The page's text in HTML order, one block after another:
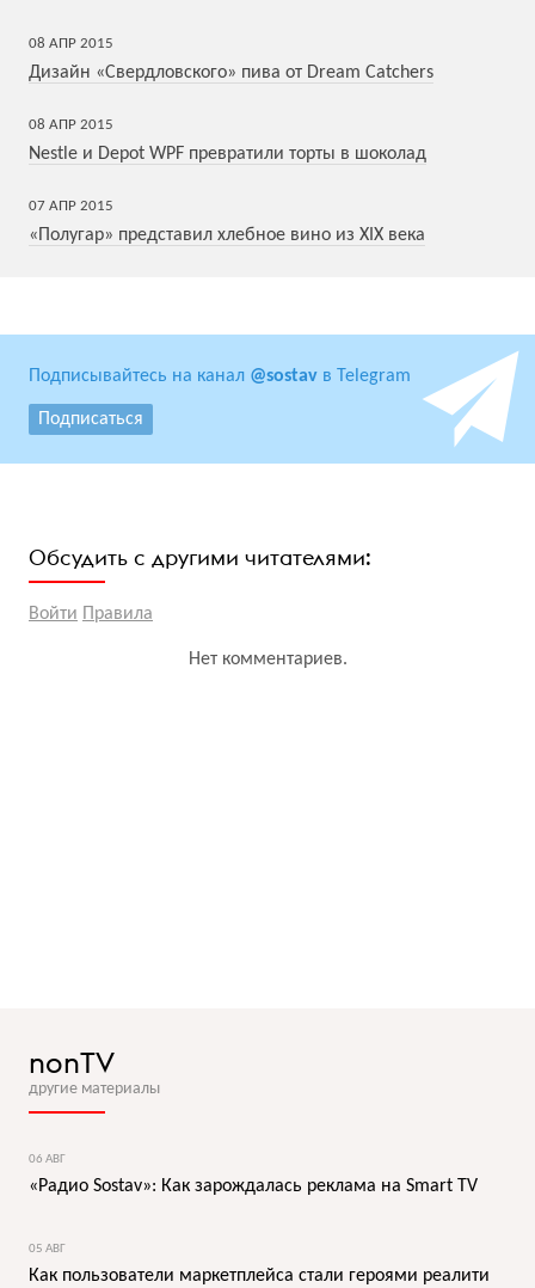
08 АПР 2015
Дизайн «Свердловского» пива от Dream Catchers
08 АПР 2015
Nestle и Depot WPF превратили торты в шоколад
07 АПР 2015
«Полугар» представил хлебное вино из XIX века
Подписывайтесь на канал @sostav в Telegram
Подписаться
Обсудить с другими читателями:
Войти Правила
Нет комментариев.
nonTV
другие материалы
06 АВГ
«Радио Sostav»: Как зарождалась реклама на Smart TV
05 АВГ
Как пользователи маркетплейса стали героями реалити